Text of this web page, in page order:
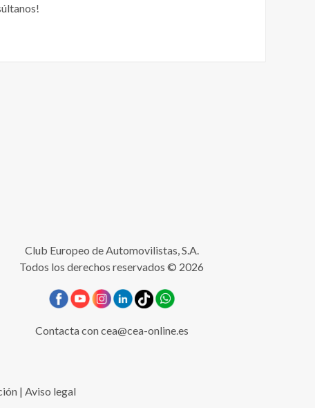
Club Europeo de Automovilistas, S.A.
Todos los derechos reservados © 2026
Contacta concea@cea-online.es
| Aviso legal